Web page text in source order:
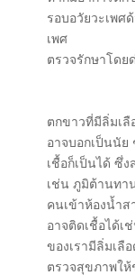
รอบอวัยวะเพศ
เพศ แ
ตรว
ตกขาวที่มีลิ่มเ
อาจบอกเป็นนัย
เชื้อก็เป็นได้ ซึ่ง
เช่น ภูมิต้านทา
คนเข้าห้องน้ำ
อาจติดเชื้อได้เ
ของเรามีลิ่มเลื
ตรวจสุขภาพให้